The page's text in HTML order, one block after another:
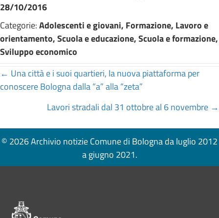
28/10/2016
Categorie:Adolescenti e giovani, Formazione, Lavoro e
orientamento, Scuola e educazione, Scuola e formazione,
Sviluppo economico
Posts
navigation
← Una città e i suoi quartieri, la nuova piattaforma per
conoscere Bologna dalla “a” alla “zeta”
Lavori stradali dal 31 ottobre al 6 novembre →
© 2026 Archivio notizie Comune di Bologna da luglio 2012
a giugno 2021.